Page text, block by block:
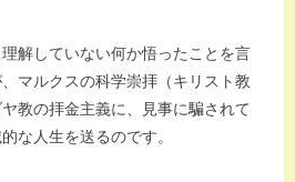
解していない何か悟ったことを言
マルクスの科学崇拝（キリスト教
教の拝金主義に、見事に騙されて
な人生を送るのです。